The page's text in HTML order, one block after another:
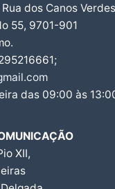
dos Canos
55, 9701-901
das 09:00 às
XII,